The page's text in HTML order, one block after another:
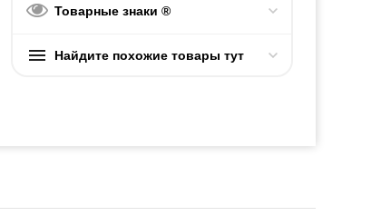
Товарные знаки ®
Найдите похожие товары тут